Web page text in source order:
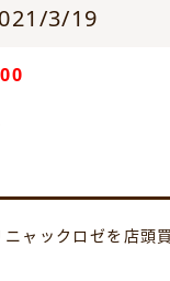
3/19
ャックロゼを店頭